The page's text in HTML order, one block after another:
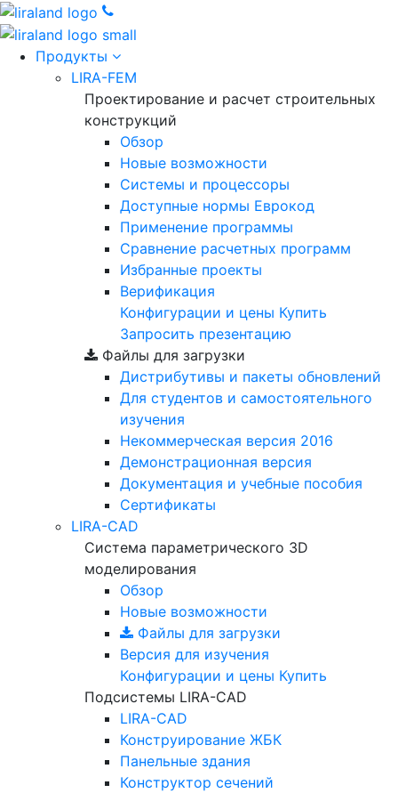
Продукты
LIRA-FEM
Проектирование и расчет строительных
конструкций
Обзор
Новые возможности
Cистемы и процессоры
Доступные нормы Еврокод
Применение программы
Сравнение расчетных программ
Избранные проекты
Верификация
Конфигурации и цены Купить
Запросить презентацию
Файлы для загрузки
Дистрибутивы и пакеты обновлений
Для студентов и самостоятельного
изучения
Некоммерческая версия 2016
Демонстрационная версия
Документация и учебные пособия
Сертификаты
LIRA-CAD
Система параметрического 3D
моделирования
Обзор
Новые возможности
Файлы для загрузки
Версия для изучения
Конфигурации и цены Купить
Подсистемы LIRA-CAD
LIRA-CAD
Конструирование ЖБК
Панельные здания
Конструктор сечений